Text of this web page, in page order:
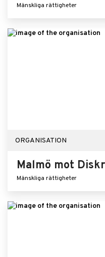
Mänskliga rättigheter
ORGANISATION
Malmö mot
Mänskliga rättigheter